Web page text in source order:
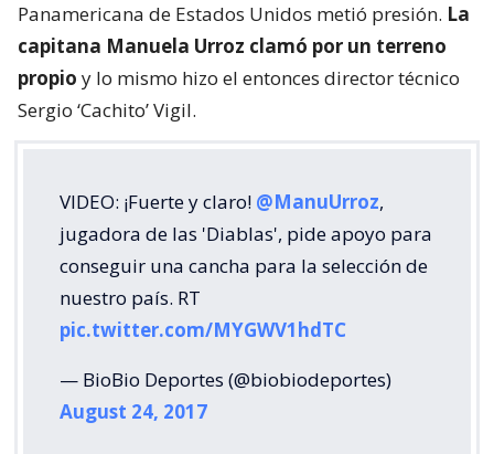
Panamericana de Estados Unidos metió presión. La
capitana Manuela Urroz clamó por un terreno
propio y lo mismo hizo el entonces director técnico
Sergio ‘Cachito’ Vigil.
VIDEO: ¡Fuerte y claro! @ManuUrroz,
jugadora de las 'Diablas', pide apoyo para
conseguir una cancha para la selección de
nuestro país. RT
pic.twitter.com/MYGWV1hdTC
— BioBio Deportes (@biobiodeportes)
August 24, 2017